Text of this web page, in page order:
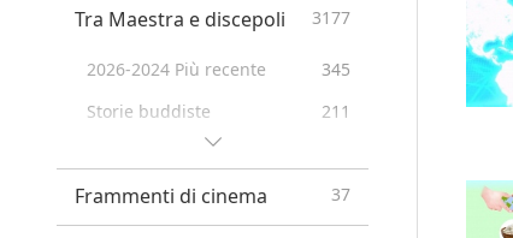
Viver meglio
19
Portare la pace
Diventiamo Vegan
152
Animali-persone incredibili 42
Tra Maestra e discepoli 3177
2026-2024 Più recente
345
Storie buddiste
211
Il sutra Surangama
La vita del Signore Mahavira
60
Frammenti di cinema 37